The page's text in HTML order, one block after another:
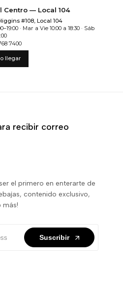
Centro — Local 104
#108, Local 104
· Mar a Vie 10:00 a 18:30 · Sáb
7400
llegar
recibir correo
el primero en enterarte de
contenido exclusivo,
más!
Suscribir